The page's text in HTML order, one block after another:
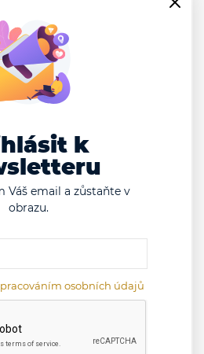
zpracováním osobních údajů
Odeslat
k
Váš email a zůstaňte v
obrazu.
osobních údajů